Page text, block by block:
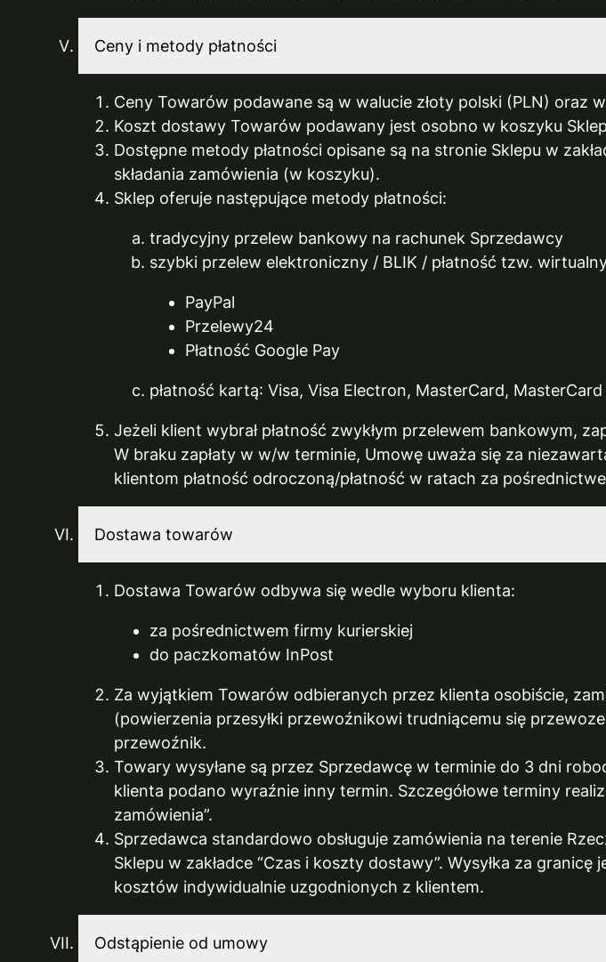
Ceny i metody płatności
Ceny Towarów podawane są w walucie złoty polski (PLN) oraz
Koszt dostawy Towarów podawany jest osobno w koszyku
Dostępne metody płatności opisane są na stronie Sklepu w
składania zamówienia (w koszyku).
Sklep oferuje następujące metody płatności:
tradycyjny przelew bankowy na rachunek Sprzedawcy
szybki przelew elektroniczny / BLIK / płatność tzw.
PayPal
Przelewy24
Płatność Google Pay
płatność kartą: Visa, Visa Electron, MasterCard,
Jeżeli klient wybrał płatność zwykłym przelewem bankowym,
W braku zapłaty w w/w terminie, Umowę uważa się za
klientom płatność odroczoną/płatność w ratach za
Dostawa towarów
Dostawa Towarów odbywa się wedle wyboru klienta:
za pośrednictwem firmy kurierskiej
do paczkomatów InPost
Za wyjątkiem Towarów odbieranych przez klienta osobiście,
(powierzenia przesyłki przewoźnikowi trudniącemu się
przewoźnik.
Towary wysyłane są przez Sprzedawcę w terminie do 3 dni
klienta podano wyraźnie inny termin. Szczegółowe terminy
zamówienia”.
Sprzedawca standardowo obsługuje zamówienia na terenie
Sklepu w zakładce “Czas i koszty dostawy”. Wysyłka za
kosztów indywidualnie uzgodnionych z klientem.
Odstąpienie od umowy